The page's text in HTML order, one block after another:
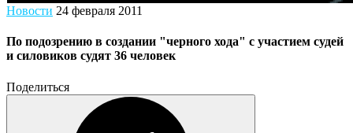
Новости 24 февраля 2011
По подозрению в создании "черного хода" с участием судей
и силовиков судят 36 человек
Поделиться